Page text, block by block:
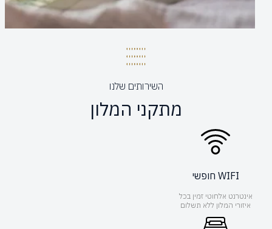
השירותים שלנו
מתקני המלון
WIFI חופשי
אינטרנט אלחוטי זמין בכל
איזורי המלון ללא תשלום